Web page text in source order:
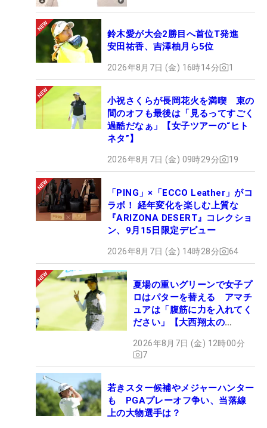
鈴木愛が大会2勝目へ首位T発進
安田祐香、吉澤柚月ら5位
2026年8月7日 (金) 16時14分 1
小祝さくらが長岡花火を満喫 束の
間のオフも最後は「見るってすごく
過酷だなぁ」【女子ツアーの“ヒト
ネタ”】
2026年8月7日 (金) 09時29分 19
「PING」×「ECCO Leather」がコ
ラボ！ 経年変化を楽しむ上質な
『ARIZONA DESERT』コレクショ
ン、9月15日限定デビュー
2026年8月7日 (金) 14時28分 64
夏場の重いグリーンで女子プ
ロはパターを替える アマチ
ュアは「腹筋に力を入れてく
ださい」【大西翔太の
2026年8月7日 (金) 12時00分
7
若きスター候補やメジャーハンター
も PGAプレーオフ争い、当落線
上の大物選手は？